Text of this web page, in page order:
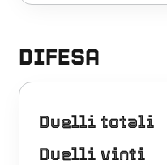
DIFESA
Duelli totali
Duelli vinti